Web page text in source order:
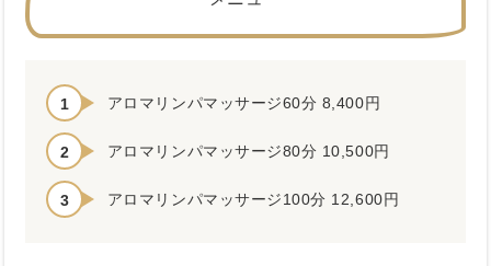
アロマリンパマッサージ60分 8,400円
アロマリンパマッサージ80分 10,500円
アロマリンパマッサージ100分 12,600円